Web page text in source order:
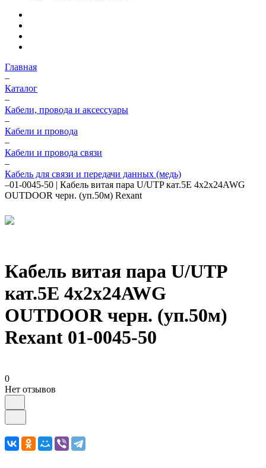
Главная
–
Каталог
–
Кабели, провода и аксессуары
–
Кабели и провода
–
Кабели и провода связи
–
Кабель для связи и передачи данных (медь)
–01-0045-50 | Кабель витая пара U/UTP кат.5E 4х2х24AWG
OUTDOOR черн. (уп.50м) Rexant
Кабель витая пара U/UTP
кат.5E 4х2х24AWG
OUTDOOR черн. (уп.50м)
Rexant 01-0045-50
0
Нет отзывов